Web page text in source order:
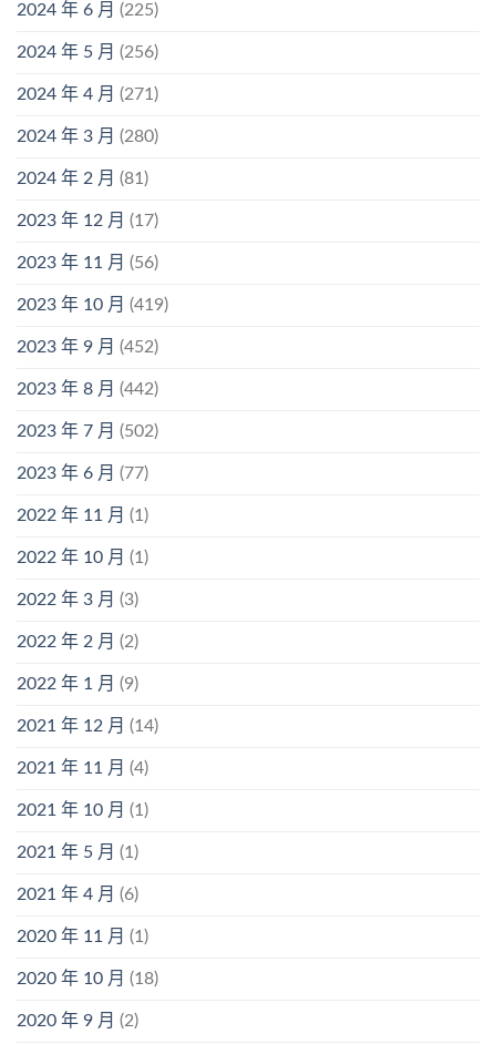
2024 年 6 月 (225)
2024 年 5 月 (256)
2024 年 4 月 (271)
2024 年 3 月 (280)
2024 年 2 月 (81)
2023 年 12 月 (17)
2023 年 11 月 (56)
2023 年 10 月 (419)
2023 年 9 月 (452)
2023 年 8 月 (442)
2023 年 7 月 (502)
2023 年 6 月 (77)
2022 年 11 月 (1)
2022 年 10 月 (1)
2022 年 3 月 (3)
2022 年 2 月 (2)
2022 年 1 月 (9)
2021 年 12 月 (14)
2021 年 11 月 (4)
2021 年 10 月 (1)
2021 年 5 月 (1)
2021 年 4 月 (6)
2020 年 11 月 (1)
2020 年 10 月 (18)
2020 年 9 月 (2)